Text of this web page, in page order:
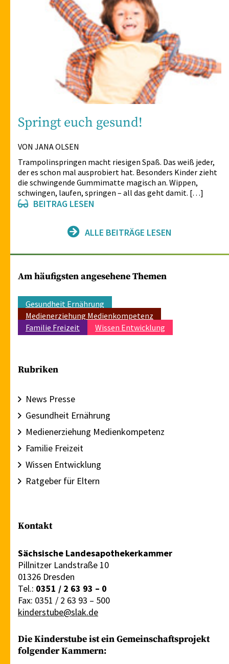
Springt euch gesund!
VON JANA OLSEN
Trampolinspringen macht riesigen Spaß. Das weiß jeder,
der es schon mal ausprobiert hat. Besonders Kinder zieht
die schwingende Gummimatte magisch an. Wippen,
schwingen, laufen, springen – all das geht damit. […]
BEITRAG LESEN
ALLE BEITRÄGE LESEN
Am häufigsten angesehene Themen
Gesundheit Ernährung
Medienerziehung Medienkompetenz
Familie Freizeit
Wissen Entwicklung
Rubriken
News Presse
Gesundheit Ernährung
Medienerziehung Medienkompetenz
Familie Freizeit
Wissen Entwicklung
Ratgeber für Eltern
Kontakt
Sächsische Landesapothekerkammer
Pillnitzer Landstraße 10
01326 Dresden
Tel.: 0351 / 2 63 93 – 0
Fax: 0351 / 2 63 93 – 500
kinderstube@slak.de
Die Kinderstube ist ein Gemeinschaftsprojekt
folgender Kammern: